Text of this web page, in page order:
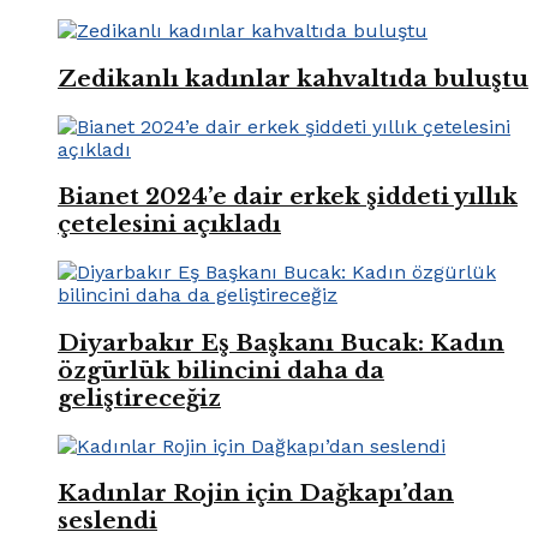
Zedikanlı kadınlar kahvaltıda buluştu
Bianet 2024’e dair erkek şiddeti yıllık
çetelesini açıkladı
Diyarbakır Eş Başkanı Bucak: Kadın
özgürlük bilincini daha da
geliştireceğiz
Kadınlar Rojin için Dağkapı’dan
seslendi